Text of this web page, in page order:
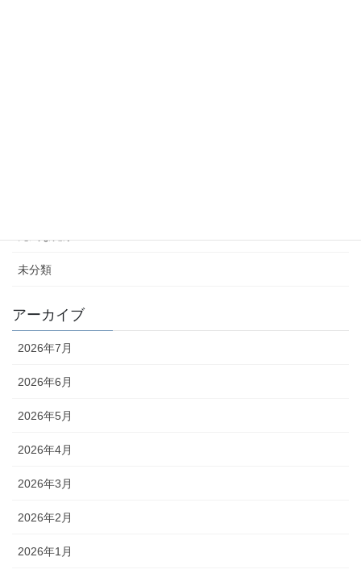
未分類
アーカイブ
2026年7月
2026年6月
2026年5月
2026年4月
2026年3月
2026年2月
2026年1月